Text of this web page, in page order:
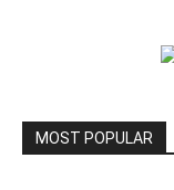
MOST POPULAR